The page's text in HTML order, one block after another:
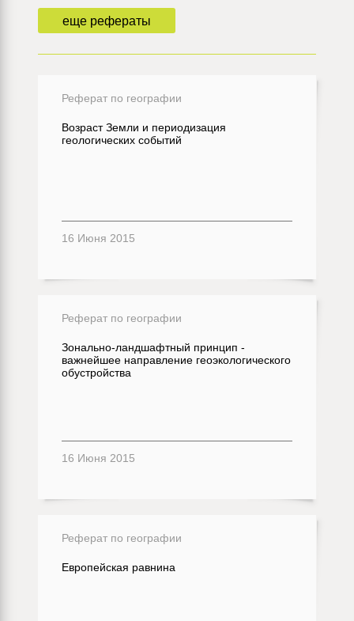
еще рефераты
Реферат по географии
Возраст Земли и периодизация
геологических событий
16 Июня 2015
Реферат по географии
Зонально-ландшафтный принцип -
важнейшее направление геоэкологического
обустройства
16 Июня 2015
Реферат по географии
Европейская равнина